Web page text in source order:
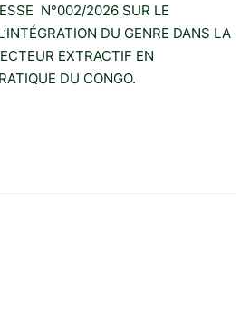
N°002/2026 SUR LE
DU GENRE DANS LA
EXTRACTIF EN
DU CONGO.